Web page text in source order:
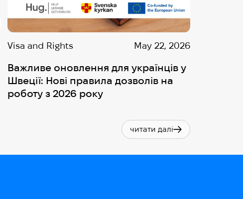
Visa and Rights May 22, 2026
Важливе оновлення для українців у
Швеції: Нові правила дозволів на
роботу з 2026 року
читати далі